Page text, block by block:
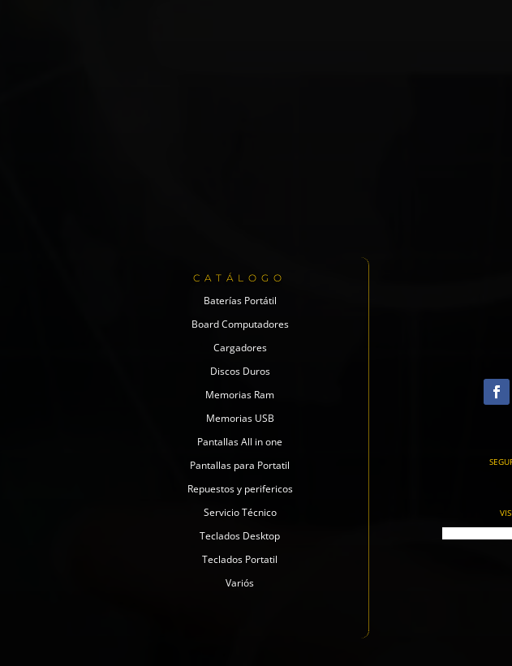
CATÁLOGO
Baterías Portátil
Board Computadores
Cargadores
Discos Duros
Memorias Ram
Memorias USB
Pantallas All in one
Pantallas para Portatil
Repuestos y perifericos
Servicio Técnico
Teclados Desktop
Teclados Portatil
Variós